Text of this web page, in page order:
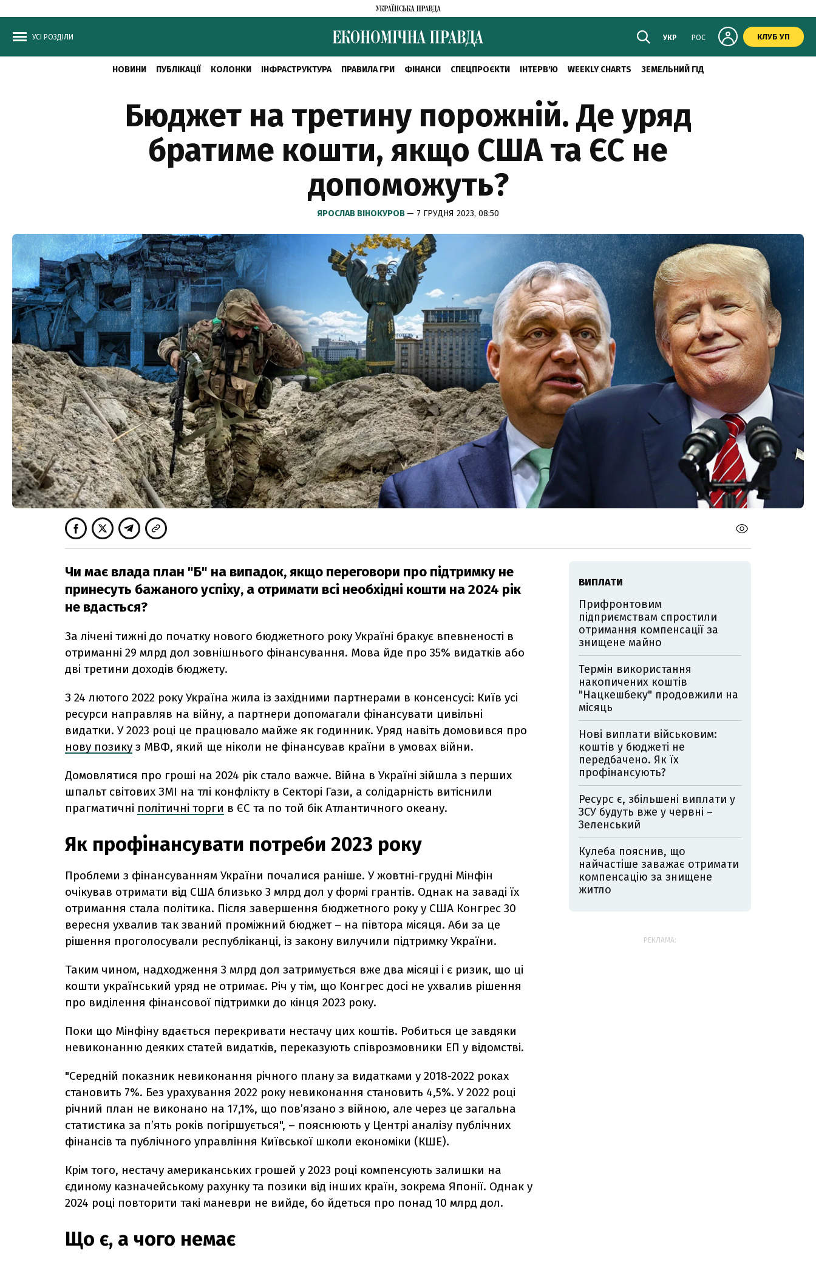
УСІ РОЗДІЛИ УКР РОС КЛУБ УП
НОВИНИ ПУБЛІКАЦІЇ КОЛОНКИ ІНФРАСТРУКТУРА ПРАВИЛА ГРИ ФІНАНСИ СПЕЦПРОЄКТИ ІНТЕРВ'Ю WEEKLY CHARTS ЗЕМЕЛЬНИЙ ГІД
Бюджет на третину порожній. Де уряд
братиме кошти, якщо США та ЄС не
допоможуть?
ЯРОСЛАВ ВІНОКУРОВ — 7 ГРУДНЯ 2023, 08:50
Чи має влада план "Б" на випадок, якщо переговори про підтримку не
принесуть бажаного успіху, а отримати всі необхідні кошти на 2024 рік
не вдасться?
За лічені тижні до початку нового бюджетного року Україні бракує впевненості в
отриманні 29 млрд дол зовнішнього фінансування. Мова йде про 35% видатків або
дві третини доходів бюджету.
З 24 лютого 2022 року Україна жила із західними партнерами в консенсусі: Київ усі
ресурси направляв на війну, а партнери допомагали фінансувати цивільні
видатки. У 2023 році це працювало майже як годинник. Уряд навіть домовився про
нову позику з МВФ, який ще ніколи не фінансував країни в умовах війни.
Домовлятися про гроші на 2024 рік стало важче. Війна в Україні зійшла з перших
шпальт світових ЗМІ на тлі конфлікту в Секторі Гази, а солідарність витіснили
прагматичні політичні торги в ЄС та по той бік Атлантичного океану.
Як профінансувати потреби 2023 року
Проблеми з фінансуванням України почалися раніше. У жовтні-грудні Мінфін
очікував отримати від США близько 3 млрд дол у формі грантів. Однак на заваді їх
отримання стала політика. Після завершення бюджетного року у США Конгрес 30
вересня ухвалив так званий проміжний бюджет – на півтора місяця. Аби за це
рішення проголосували республіканці, із закону вилучили підтримку України.
Таким чином, надходження 3 млрд дол затримується вже два місяці і є ризик, що ці
кошти український уряд не отримає. Річ у тім, що Конгрес досі не ухвалив рішення
про виділення фінансової підтримки до кінця 2023 року.
Поки що Мінфіну вдається перекривати нестачу цих коштів. Робиться це завдяки
невиконанню деяких статей видатків, переказують співрозмовники ЕП у відомстві.
"Середній показник невиконання річного плану за видатками у 2018-2022 роках
становить 7%. Без урахування 2022 року невиконання становить 4,5%. У 2022 році
річний план не виконано на 17,1%, що пов’язано з війною, але через це загальна
статистика за пʼять років погіршується", – пояснюють у Центрі аналізу публічних
фінансів та публічного управління Київської школи економіки (КШЕ).
Крім того, нестачу американських грошей у 2023 році компенсують залишки на
єдиному казначейському рахунку та позики від інших країн, зокрема Японії. Однак у
2024 році повторити такі маневри не вийде, бо йдеться про понад 10 млрд дол.
Що є, а чого немає
ВИПЛАТИ
Прифронтовим
підприємствам спростили
отримання компенсації за
знищене майно
Термін використання
накопичених коштів
"Нацкешбеку" продовжили на
місяць
Нові виплати військовим:
коштів у бюджеті не
передбачено. Як їх
профінансують?
Ресурс є, збільшені виплати у
ЗСУ будуть вже у червні –
Зеленський
Кулеба пояснив, що
найчастіше заважає отримати
компенсацію за знищене
житло
РЕКЛАМА: